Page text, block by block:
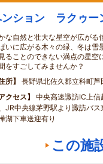
ンション ラクゥー
な自然と壮大な星空が広がる
いに広がる木々の緑、冬は雪
ることのできない満点の星空
をすごしてみませんか？
所
長野県北佐久郡立科町
クセス
中央高速諏訪IC上
JR中央線茅野駅より諏訪バ
湖下車送迎有り
この施